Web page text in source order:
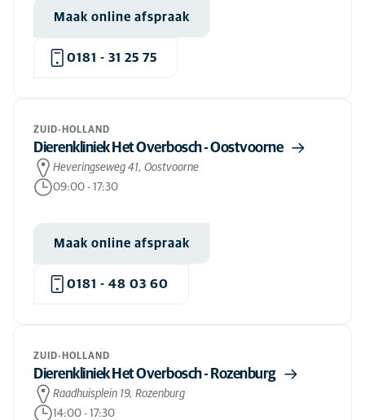
Maak online afspraak
0181 - 31 25 75
ZUID-HOLLAND
Dierenkliniek Het Overbosch - Oostvoorne
Heveringseweg 41, Oostvoorne
09:00 - 17:30
Maak online afspraak
0181 - 48 03 60
ZUID-HOLLAND
Dierenkliniek Het Overbosch - Rozenburg
Raadhuisplein 19, Rozenburg
14:00 - 17:30